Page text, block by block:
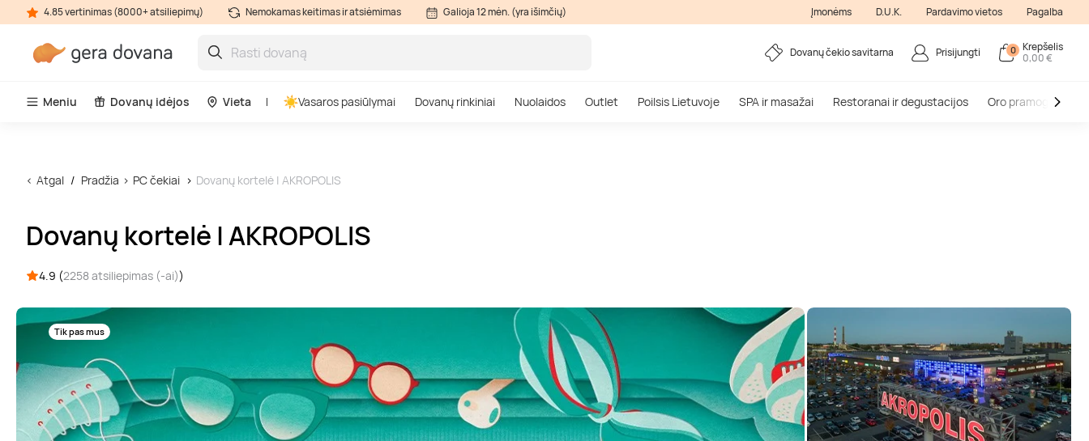
4.85 vertinimas (8000+ atsiliepimų) Nemokamas keitimas ir atsiėmimas Galioja 12 mėn. (yra išimčių) Įmonėms D.U.K. Pardavimo vietos Pagalba
Dovanų čekio savitarna Prisijungti 0 Krepšelis
0,00 €
Meniu Dovanų idėjos Vieta Vasaros pasiūlymai Dovanų rinkiniai Nuolaidos Outlet Poilsis Lietuvoje SPA ir masažai Restoranai ir degustacijos Oro pramogos
Atgal Pradžia PC čekiai Dovanų kortelė | AKROPOLIS
Dovanų kortelė | AKROPOLIS
4.9 (2258 atsiliepimas (-ai))
Tik pas mus